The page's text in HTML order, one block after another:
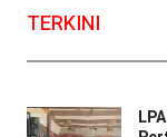
TERKINI